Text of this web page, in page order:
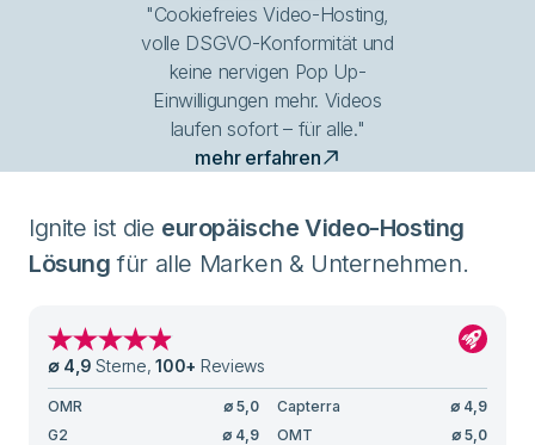
"Cookiefreies Video-Hosting,
volle DSGVO-Konformität und
keine nervigen Pop Up-
Einwilligungen mehr. Videos
laufen sofort – für alle."
mehr erfahren
Ignite ist die europäische Video-Hosting
Lösung für alle Marken & Unternehmen.
∅ 4,9 Sterne,100+ Reviews
OMR ∅ 5,0 Capterra ∅ 4,9
G2
∅ 4,9 OMT ∅ 5,0